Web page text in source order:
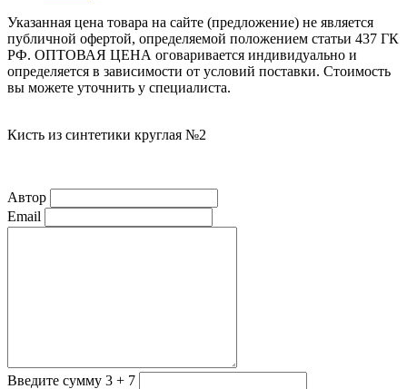
Указанная цена товара на сайте (предложение) не является
публичной офертой, определяемой положением статьи 437 ГК
РФ. ОПТОВАЯ ЦЕНА оговаривается индивидуально и
определяется в зависимости от условий поставки. Стоимость
вы можете уточнить у специалиста.
Кисть из синтетики круглая №2
Автор
Email
Введите сумму 3 + 7